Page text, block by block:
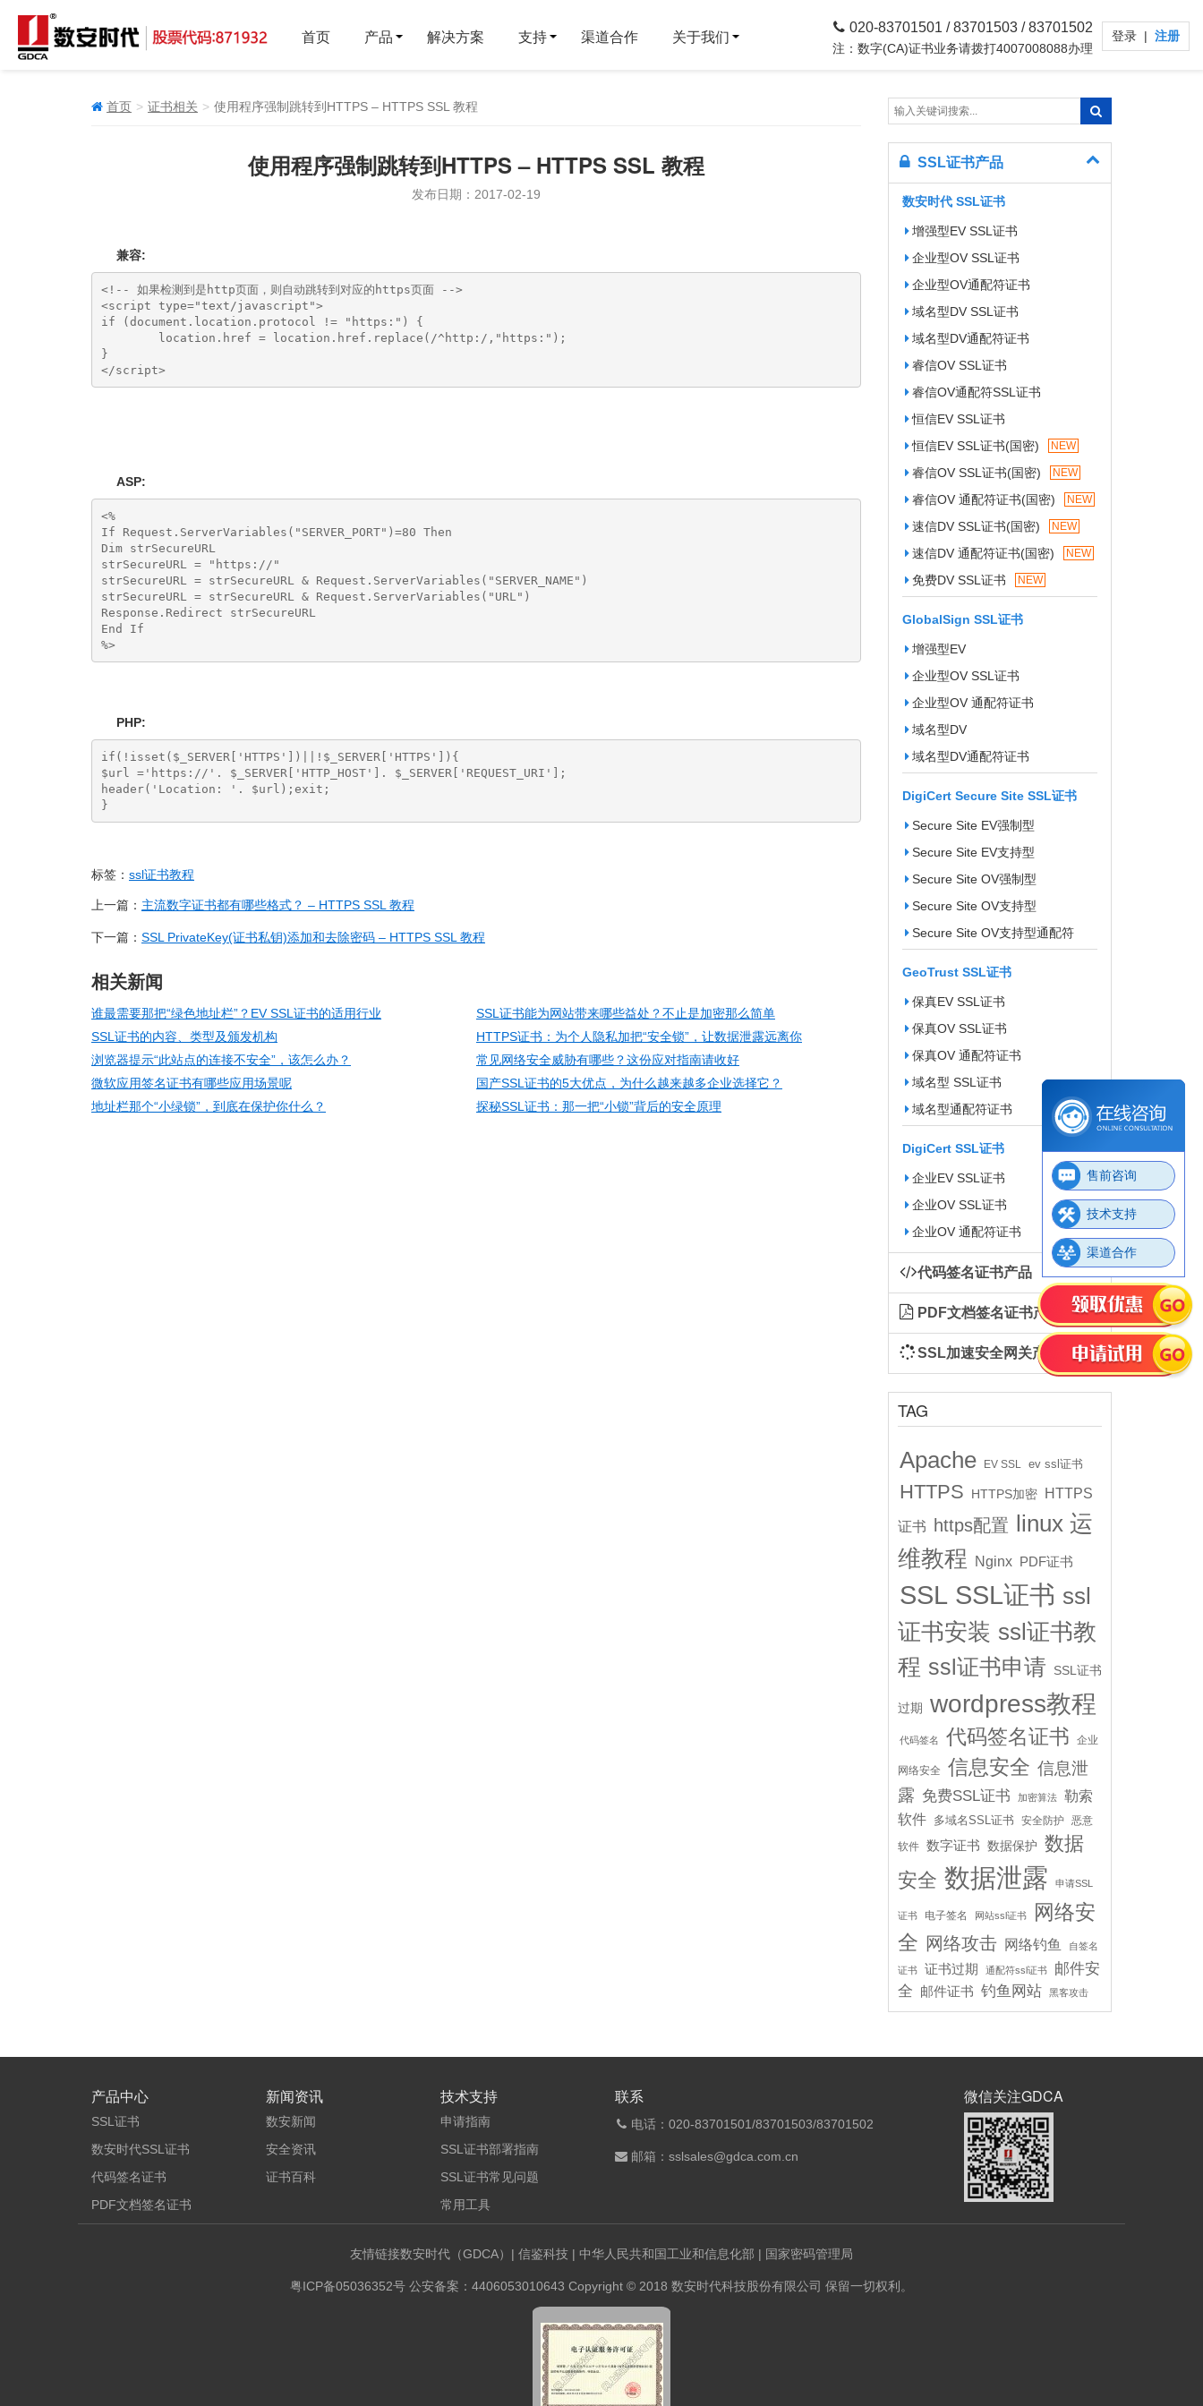
售前咨询
技术支持
渠道合作
首页 产品 解决方案 支持 渠道合作 关于我们
020-83701501 / 83701503 / 83701502
注：数字(CA)证书业务请拨打4007008088办理
登录 | 注册
首页 证书相关 使用程序强制跳转到HTTPS – HTTPS SSL 教程
使用程序强制跳转到HTTPS – HTTPS SSL 教程
发布日期：2017-02-19
兼容:
<!-- 如果检测到是http页面，则自动跳转到对应的https页面 -->
<script type="text/javascript">
if (document.location.protocol != "https:") {
location.href = location.href.replace(/^http:/,"https:");
}
</script>
ASP:
<%
If Request.ServerVariables("SERVER_PORT")=80 Then
Dim strSecureURL
strSecureURL = "https://"
strSecureURL = strSecureURL & Request.ServerVariables("SERVER_NAME")
strSecureURL = strSecureURL & Request.ServerVariables("URL")
Response.Redirect strSecureURL
End If
%>
PHP:
if(!isset($_SERVER['HTTPS'])||!$_SERVER['HTTPS']){
$url ='https://'. $_SERVER['HTTP_HOST']. $_SERVER['REQUEST_URI'];
header('Location: '. $url);exit;
}
标签： ssl证书教程
上一篇： 主流数字证书都有哪些格式？ – HTTPS SSL 教程
下一篇： SSL PrivateKey(证书私钥)添加和去除密码 – HTTPS SSL 教程
相关新闻
谁最需要那把“绿色地址栏”？EV SSL证书的适用行业
SSL证书能为网站带来哪些益处？不止是加密那么简单
SSL证书的内容、类型及颁发机构
HTTPS证书：为个人隐私加把“安全锁”，让数据泄露远离你
浏览器提示“此站点的连接不安全”，该怎么办？
常见网络安全威胁有哪些？这份应对指南请收好
微软应用签名证书有哪些应用场景呢
国产SSL证书的5大优点，为什么越来越多企业选择它？
地址栏那个“小绿锁”，到底在保护你什么？
探秘SSL证书：那一把“小锁”背后的安全原理
SSL证书产品
数安时代 SSL证书
增强型EV SSL证书
企业型OV SSL证书
企业型OV通配符证书
域名型DV SSL证书
域名型DV通配符证书
睿信OV SSL证书
睿信OV通配符SSL证书
恒信EV SSL证书
恒信EV SSL证书(国密)
NEW
睿信OV SSL证书(国密) NEW
睿信OV 通配符证书(国密) NEW
速信DV SSL证书(国密) NEW
速信DV 通配符证书(国密) NEW
免费DV SSL证书 NEW
GlobalSign SSL证书
增强型EV
企业型OV SSL证书
企业型OV 通配符证书
域名型DV
域名型DV通配符证书
DigiCert Secure Site SSL证书
Secure Site EV强制型
Secure Site EV支持型
Secure Site OV强制型
Secure Site OV支持型
Secure Site OV支持型通配符
GeoTrust SSL证书
保真EV SSL证书
保真OV SSL证书
保真OV 通配符证书
域名型 SSL证书
域名型通配符证书
DigiCert SSL证书
企业EV SSL证书
企业OV SSL证书
企业OV 通配符证书
代码签名证书产品
PDF文档签名证书产品
SSL加速安全网关产品
TAG
Apache EV SSL ev ssl证书
HTTPS HTTPS加密 HTTPS
证书 https配置 linux 运
维教程
Nginx PDF证书
SSL SSL证书 ssl
证书安装 ssl证书教
程 ssl证书申请 SSL证书
过期 wordpress教程
代码签名 代码签名证书 企业
网络安全 信息安全 信息泄
露 免费SSL证书 加密算法
勒索
软件
多域名SSL证书 安全防护 恶意
软件 数字证书 数据保护 数据
安全 数据泄露 申请SSL
证书 电子签名 网站ssl证书
网络安
全 网络攻击 网络钓鱼 自签名
证书 证书过期 通配符ssl证书
邮件安
全
邮件证书 钓鱼网站 黑客攻击
产品中心
SSL证书
数安时代SSL证书
代码签名证书
PDF文档签名证书
新闻资讯
数安新闻
安全资讯
证书百科
技术支持
申请指南
SSL证书部署指南
SSL证书常见问题
常用工具
联系
电话：020-83701501/83701503/83701502
邮箱：sslsales@gdca.com.cn
微信关注GDCA
友情链接数安时代（GDCA） | 信鉴科技 | 中华人民共和国工业和信息化部 | 国家密码管理局
粤ICP备05036352号 公安备案：4406053010643 Copyright © 2018 数安时代科技股份有限公司 保留一切权利。